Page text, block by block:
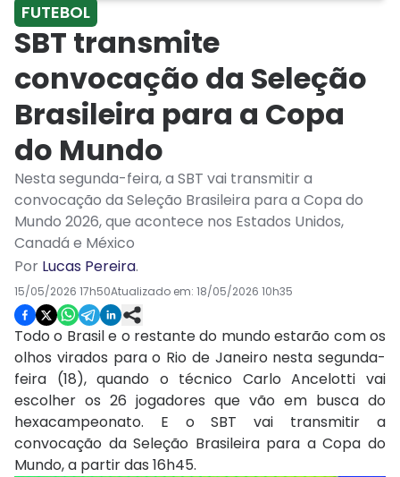
FUTEBOL
SBT transmite
convocação da Seleção
Brasileira para a Copa
do Mundo
Nesta segunda-feira, a SBT vai transmitir a
convocação da Seleção Brasileira para a Copa do
Mundo 2026, que acontece nos Estados Unidos,
Canadá e México
Por Lucas Pereira.
15/05/2026 17h50Atualizado em: 18/05/2026 10h35
Todo o Brasil e o restante do mundo estarão com os
olhos virados para o Rio de Janeiro nesta segunda-
feira (18), quando o técnico Carlo Ancelotti vai
escolher os 26 jogadores que vão em busca do
hexacampeonato. E o SBT vai transmitir a
convocação da Seleção Brasileira para a Copa do
Mundo, a partir das 16h45.